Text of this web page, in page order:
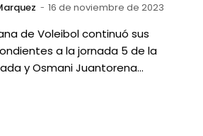
16 de noviembre de 2023
de Voleibol continuó sus
a la jornada 5 de la
y Osmani Juantorena…